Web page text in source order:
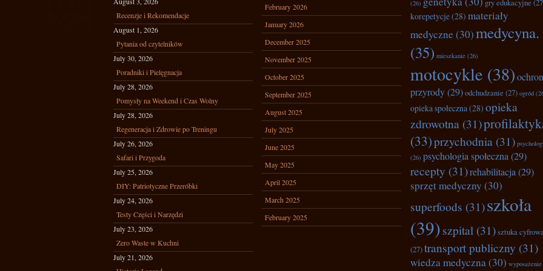
Recenzje i Rekomendacje
August 1, 2026
Pytania od czytelników
July 30, 2026
Poradniki i Pielęgnacja
July 28, 2026
Pomysły na Weekend i Czas Wolny
July 28, 2026
Regeneracja i Zdrowie po Treningu
July 26, 2026
Safari i Przygoda
July 25, 2026
DIY: Patriotyczne Przeróbki
July 24, 2026
Testy Części i Narzędzi
July 23, 2026
Zero Waste w Kuchni
July 21, 2026
February 2026
January 2026
December 2025
November 2025
October 2025
September 2025
August 2025
July 2025
June 2025
May 2025
April 2025
March 2025
February 2025
(26)
gry edukacyjne
korepetycje(28) materiały
medyczne (30)medycyna.
(35) mieszkanie (26)
motocykle (38)
przyrody(29)odchudzanie (27) ogród
opieka społeczna(28) opieka
zdrowotna (31)
(33)przychodnia (31)
(26) psychologia społeczna(29)
recepty (31)rehabilitacja(29)
sprzęt medyczny (30)
superfoods (31)szkoła
(39)szpital (31)sztuka
(27)transport publiczny (31)
wiedza medyczna(30) wyposażenie